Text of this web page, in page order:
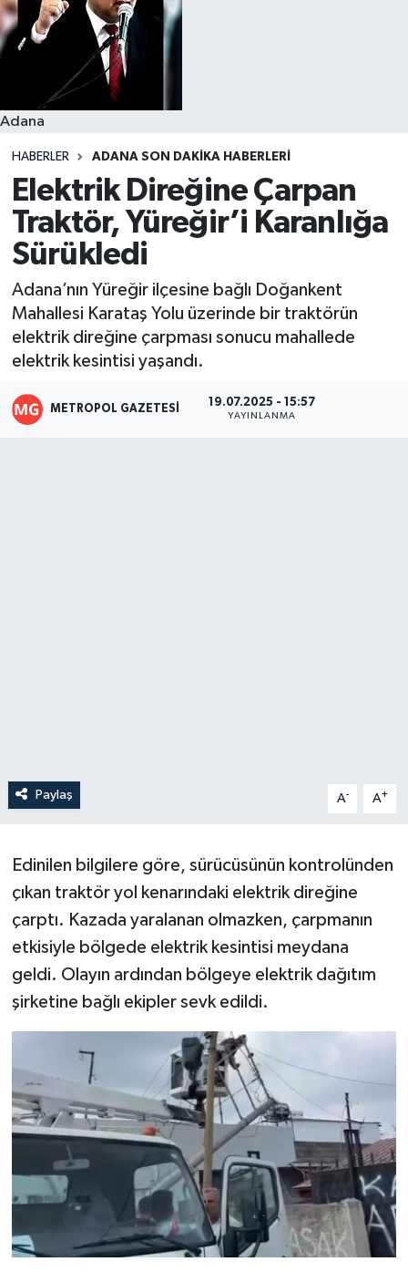
Adana
HABERLER ADANA SON DAKIKA HABERLERI
Elektrik Direğine Çarpan
Traktör, Yüreğir’i Karanlığa
Sürükledi
Adana’nın Yüreğir ilçesine bağlı Doğankent
Mahallesi Karataş Yolu üzerinde bir traktörün
elektrik direğine çarpması sonucu mahallede
elektrik kesintisi yaşandı.
METROPOL GAZETESI 19.07.2025 - 15:57
YAYINLANMA
Paylaş A- A+
Edinilen bilgilere göre, sürücüsünün kontrolünden
çıkan traktör yol kenarındaki elektrik direğine
çarptı. Kazada yaralanan olmazken, çarpmanın
etkisiyle bölgede elektrik kesintisi meydana
geldi. Olayın ardından bölgeye elektrik dağıtım
şirketine bağlı ekipler sevk edildi.
Resmi İlanlar